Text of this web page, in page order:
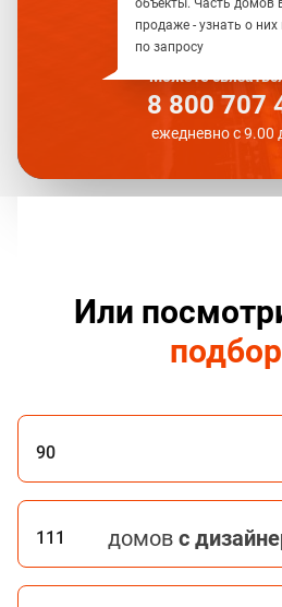
Можете
8 800 707
ежедневно с 9.00
объекты. Часть домов
продаже - узнать о
по запросу
Или
90
111 домов с